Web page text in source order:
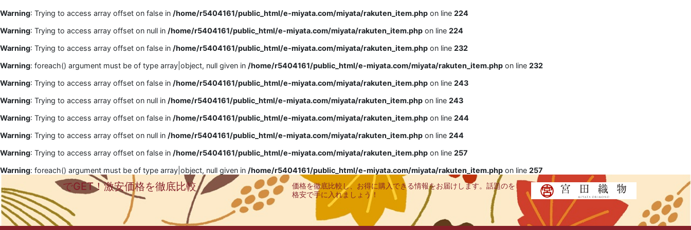
Warning: Trying to access array offset on false in /home/r5404161/public_html/e-miyata.com/miyata/rakuten_item.php on line 224
Warning: Trying to access array offset on null in /home/r5404161/public_html/e-miyata.com/miyata/rakuten_item.php on line 224
Warning: Trying to access array offset on false in /home/r5404161/public_html/e-miyata.com/miyata/rakuten_item.php on line 232
Warning: foreach() argument must be of type array|object, null given in /home/r5404161/public_html/e-miyata.com/miyata/rakuten_item.php on line 232
Warning: Trying to access array offset on false in /home/r5404161/public_html/e-miyata.com/miyata/rakuten_item.php on line 243
Warning: Trying to access array offset on null in /home/r5404161/public_html/e-miyata.com/miyata/rakuten_item.php on line 243
Warning: Trying to access array offset on false in /home/r5404161/public_html/e-miyata.com/miyata/rakuten_item.php on line 244
Warning: Trying to access array offset on null in /home/r5404161/public_html/e-miyata.com/miyata/rakuten_item.php on line 244
Warning: Trying to access array offset on false in /home/r5404161/public_html/e-miyata.com/miyata/rakuten_item.php on line 257
Warning: foreach() argument must be of type array|object, null given in /home/r5404161/public_html/e-miyata.com/miyata/rakuten_item.php on line 257
でGET！激安価格を徹底比較
価格を徹底比較し、お得に購入できる情報をお届けします。話題のを
格安で手に入れましょう！